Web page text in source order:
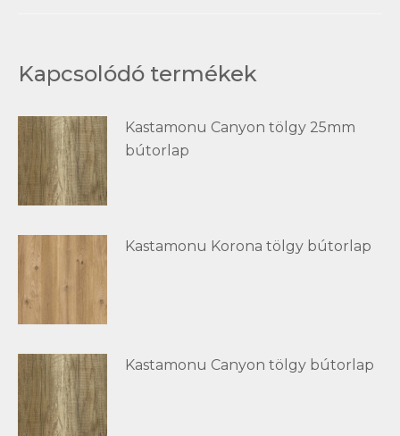
Kapcsolódó termékek
Kastamonu Canyon tölgy 25mm
bútorlap
Kastamonu Korona tölgy bútorlap
Kastamonu Canyon tölgy bútorlap